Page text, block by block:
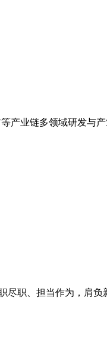
产业链多领域研发与
尽职、担当作为，肩